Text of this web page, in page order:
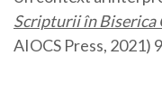
Scripturii în Biserica
AIOCS Press, 2021)